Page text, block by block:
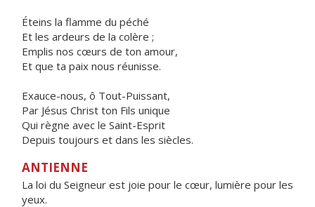
Éteins la flamme du péché
Et les ardeurs de la colère ;
Emplis nos cœurs de ton amour,
Et que ta paix nous réunisse.
Exauce-nous, ô Tout-Puissant,
Par Jésus Christ ton Fils unique
Qui règne avec le Saint-Esprit
Depuis toujours et dans les siècles.
ANTIENNE
La loi du Seigneur est joie pour le cœur, lumière pour les
yeux.